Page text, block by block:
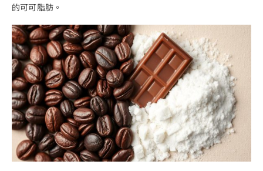
的可可脂肪。